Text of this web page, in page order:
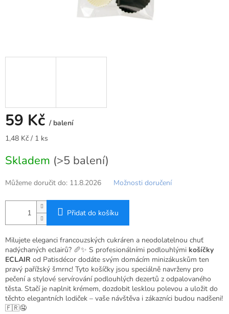
59 Kč / balení
Měrná
1,48 Kč / 1 ks
Skladem (>5 balení)
Můžeme doručit do: 11.8.2026 Možnosti doručení
Přidat do košíku
Milujete eleganci francouzských cukráren a neodolatelnou chuť
nadýchaných eclairů? 🥖✨ S profesionálními podlouhlými košíčky
ECLAIR od Patisdécor dodáte svým domácím minizákuskům ten
pravý pařížský šmrnc! Tyto košíčky jsou speciálně navrženy pro
pečení a stylové servírování podlouhlých dezertů z odpalovaného
těsta. Stačí je naplnit krémem, dozdobit lesklou polevou a uložit do
těchto elegantních lodiček – vaše návštěva i zákazníci budou nadšeni!
🇫🇷🤤